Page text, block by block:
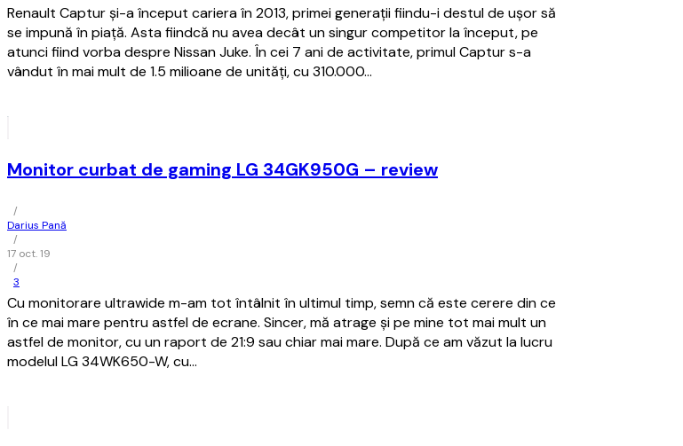
Renault Captur și-a început cariera în 2013, primei generații fiindu-i destul de ușor să
se impună în piață. Asta fiindcă nu avea decât un singur competitor la început, pe
atunci fiind vorba despre Nissan Juke. În cei 7 ani de activitate, primul Captur s-a
vândut în mai mult de 1.5 milioane de unități, cu 310.000…
Monitor curbat de gaming LG 34GK950G – review
/
Darius Pană
/
17 oct. 19
/
3
Cu monitorare ultrawide m-am tot întâlnit în ultimul timp, semn că este cerere din ce
în ce mai mare pentru astfel de ecrane. Sincer, mă atrage și pe mine tot mai mult un
astfel de monitor, cu un raport de 21:9 sau chiar mai mare. După ce am văzut la lucru
modelul LG 34WK650-W, cu…